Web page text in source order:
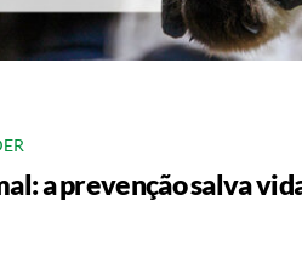
a prevenção salva